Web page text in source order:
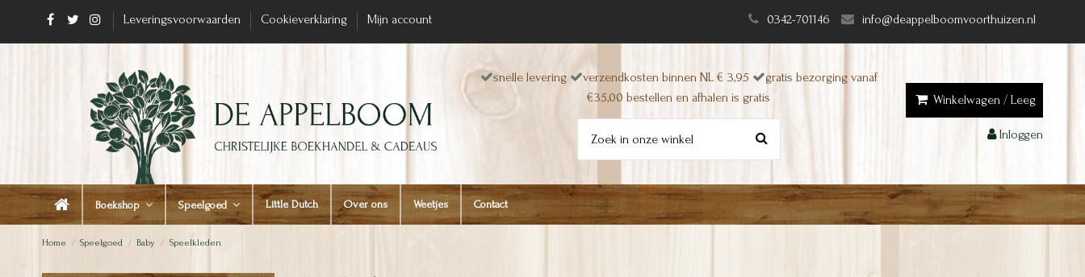
Leveringsvoorwaarden Cookieverklaring Mijn account 0342-701146 info@deappelboomvoorthuizen.nl
snelle levering verzendkosten binnen NL € 3,95
gratis bezorging vanaf
€35,00 bestellen en afhalen is gratis
Winkelwagen / Leeg
Inloggen
Boekshop Speelgoed Little Dutch Over ons Weetjes Contact
Home Speelgoed Baby Speelkleden